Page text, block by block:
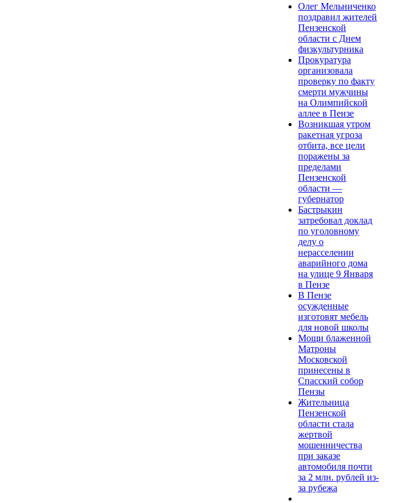
Олег Мельниченко
поздравил жителей
Пензенской
области с Днем
физкультурника
Прокуратура
организовала
проверку по факту
смерти мужчины
на Олимпийской
аллее в Пензе
Возникшая утром
ракетная угроза
отбита, все цели
поражены за
пределами
Пензенской
области —
губернатор
Бастрыкин
затребовал доклад
по уголовному
делу о
нерасселении
аварийного дома
на улице 9 Января
в Пензе
В Пензе
осужденные
изготовят мебель
для новой школы
Мощи блаженной
Матроны
Московской
принесены в
Спасский собор
Пензы
Жительница
Пензенской
области стала
жертвой
мошенничества
при заказе
автомобиля почти
за 2 млн. рублей из-
за рубежа